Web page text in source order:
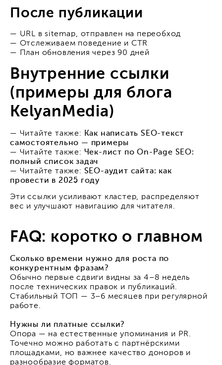
После публикации
— URL в sitemap, отправлен на переобход
— Отслеживаем поведение и CTR
— План обновления через 90 дней
Внутренние ссылки
(примеры для блога
KelyanMedia)
— Читайте также:
Как написать SEO-текст
самостоятельно — примеры
— Читайте также: Чек-лист по On-Page SEO:
полный список задач
— Читайте также: SEO-аудит сайта: как
провести в 2025 году
Эти ссылки усиливают кластер, распределяют
вес и улучшают навигацию для читателя.
FAQ: коротко о главном
Сколько времени нужно для роста по
конкурентным фразам?
Обычно первые сдвиги видны за 4–8 недель
после технических правок и публикаций.
Стабильный ТОП — 3–6 месяцев при регулярной
работе.
Нужны ли платные ссылки?
Опора — на естественные упоминания и PR.
Точечно можно работать с партнёрскими
площадками, но важнее качество доноров и
разнообразие форматов.